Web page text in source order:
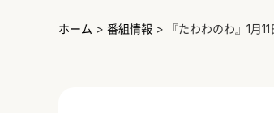
ホーム > 番組情報 > 『たわわのわ』1月